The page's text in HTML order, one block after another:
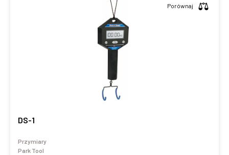
DS-1
Przymiary
Park Tool
Porównaj